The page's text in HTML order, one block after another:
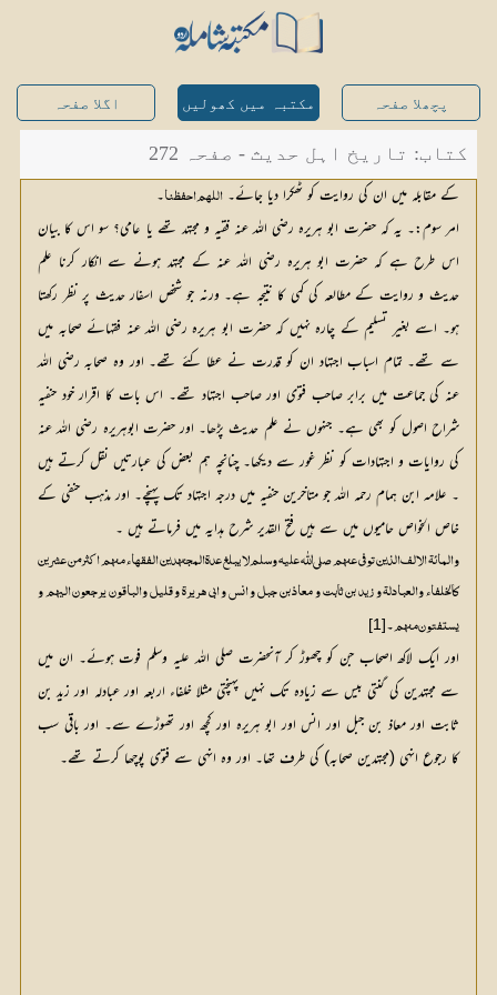
پچھلا صفحہ مکتبہ میں کھولیں اگلا صفحہ
کتاب: تاریخ اہل حدیث - صفحہ 272
کے مقابلہ میں ان کی روایت کو ٹھکرا دیا جائے۔ اللھم احفظنا۔
امر سوم:۔ یہ کہ حضرت ابو ہریرہ رضی اللہ عنہ فقیہ و مجتہد تھے یا عامی؟ سو اس کا بیان
اس طرح ہے کہ حضرت ابو ہریرہ رضی اللہ عنہ کے مجتہد ہونے سے انکار کرنا علم
حدیث و روایت کے مطالعہ کی کمی کا نتیجہ ہے۔ ورنہ جو شخص اسفار حدیث پر نظر رکھتا
ہو۔ اسے بغیر تسلیم کے چارہ نہیں کہ حضرت ابو ہریرہ رضی اللہ عنہ فقہائے صحابہ میں
سے تھے۔ تمام اسباب اجتہاد ان کو قدرت نے عطا کئے تھے۔ اور وہ صحابہ رضی اللہ
عنہ کی جماعت میں برابر صاحب فتوی اور صاحب اجتہاد تھے۔ اس بات کا اقرار خود حنفیہ
شراح اصول کو بھی ہے۔ جنہوں نے علم حدیث پڑھا۔ اور حضرت ابوہریرہ رضی اللہ عنہ
کی روایات و اجتہادات کو نظر غور سے دیکھا۔ چنانچہ ہم بعض کی عبارتیں نقل کرتے ہیں
۔ علامہ ابن ہمام رحمہ اللہ جو متاخرین حنفیہ میں درجہ اجتہاد تک پہنچے۔ اور مذہب حنفی کے
خاص الخواص حامیوں میں سے ہیں فتح القدیر شرح ہدایہ میں فرماتے ہیں ۔
والمائۃ الالف الذین توفی عنہم صلی اللّٰہ علیہ وسلم لا یبلغ عدۃ المجتہدین الفقہاء منہم اکثر من عشرین
کالخلفاء والعبادلۃ و زید بن ثابت و معاذ بن جبل و انس و ابی ہریرۃ و قلیل والباقون یرجعون الیہم و
یستفتون منہم۔[1]
اور ایک لاکھ اصحاب جن کو چھوڑ کر آنحضرت صلی اللہ علیہ وسلم فوت ہوئے۔ ان میں
سے مجتہدین کی گنتی بیس سے زیادہ تک نہیں پہنچتی مثلا خلفاء اربعہ اور عبادلہ اور زید بن
ثابت اور معاذ بن جبل اور انس اور ابو ہریرہ اور کچھ اور تھوڑے سے۔ اور باقی سب
کا رجوع انہی (مجتہدین صحابہ) کی طرف تھا۔ اور وہ انہی سے فتوی پوچھا کرتے تھے۔